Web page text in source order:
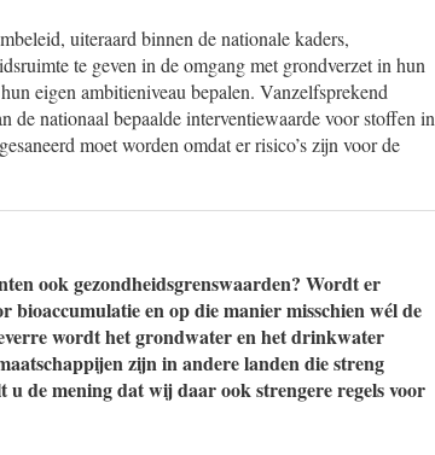
uiteraard binnen de nationale kaders,
te geven in de omgang met grondverzet in hun
eigen ambitieniveau bepalen. Vanzelfsprekend
de nationaal bepaalde interventiewaarde voor stoffen in
moet worden omdat er risico’s zijn voor de
ook gezondheidsgrenswaarden? Wordt er
en op die manier misschien wél de
wordt het grondwater en het drinkwater
zijn in andere landen die streng
de mening dat wij daar ook strengere regels voor